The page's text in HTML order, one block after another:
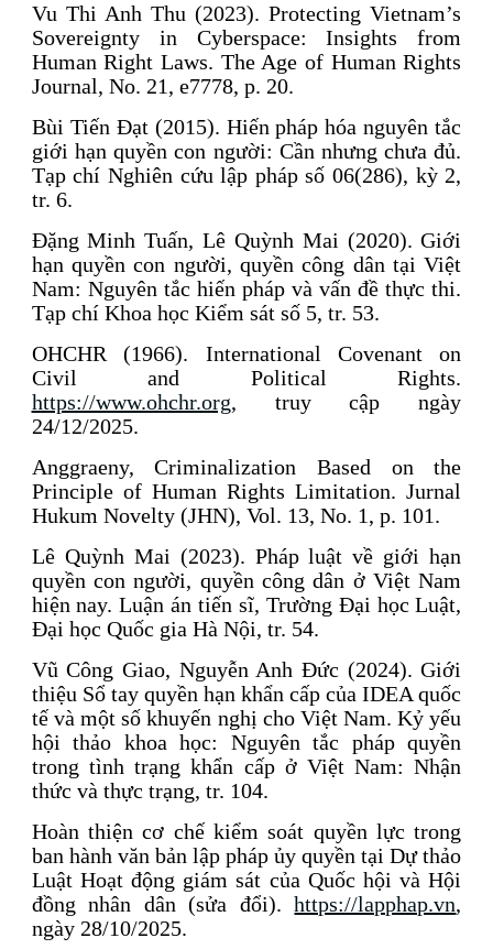
Vu Thi Anh Thu (2023). Protecting Vietnam’s
Sovereignty in Cyberspace: Insights from
Human Right Laws. The Age of Human Rights
Journal, No. 21, e7778, p. 20.
Bùi Tiến Đạt (2015). Hiến pháp hóa nguyên tắc
giới hạn quyền con người: Cần nhưng chưa đủ.
Tạp chí Nghiên cứu lập pháp số 06(286), kỳ 2,
tr. 6.
Đặng Minh Tuấn, Lê Quỳnh Mai (2020). Giới
hạn quyền con người, quyền công dân tại Việt
Nam: Nguyên tắc hiến pháp và vấn đề thực thi.
Tạp chí Khoa học Kiểm sát số 5, tr. 53.
OHCHR (1966). International Covenant on
Civil and Political Rights.
https://www.ohchr.org, truy cập ngày
24/12/2025.
Anggraeny, Criminalization Based on the
Principle of Human Rights Limitation. Jurnal
Hukum Novelty (JHN), Vol. 13, No. 1, p. 101.
Lê Quỳnh Mai (2023). Pháp luật về giới hạn
quyền con người, quyền công dân ở Việt Nam
hiện nay. Luận án tiến sĩ, Trường Đại học Luật,
Đại học Quốc gia Hà Nội, tr. 54.
Vũ Công Giao, Nguyễn Anh Đức (2024). Giới
thiệu Sổ tay quyền hạn khẩn cấp của IDEA quốc
tế và một số khuyến nghị cho Việt Nam. Kỷ yếu
hội thảo khoa học: Nguyên tắc pháp quyền
trong tình trạng khẩn cấp ở Việt Nam: Nhận
thức và thực trạng, tr. 104.
Hoàn thiện cơ chế kiểm soát quyền lực trong
ban hành văn bản lập pháp ủy quyền tại Dự thảo
Luật Hoạt động giám sát của Quốc hội và Hội
đồng nhân dân (sửa đổi).https://lapphap.vn,
ngày 28/10/2025.